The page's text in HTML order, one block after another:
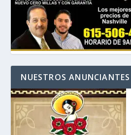
NUESTROS ANUNCIANTES